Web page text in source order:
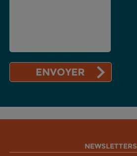
NEWSLETTERS